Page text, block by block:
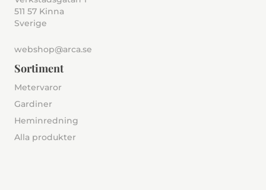
511 57 Kinna
Sverige
webshop@arca.se
Sortiment
Metervaror
Gardiner
Heminredning
Alla produkter